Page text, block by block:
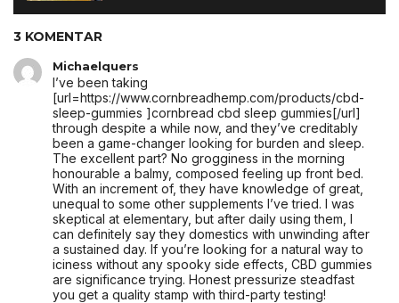
3 KOMENTAR
Michaelquers
I’ve been taking
[url=https://www.cornbreadhemp.com/products/cbd-
sleep-gummies ]cornbread cbd sleep gummies[/url]
through despite a while now, and they’ve creditably
been a game-changer looking for burden and sleep.
The excellent part? No grogginess in the morning
honourable a balmy, composed feeling up front bed.
With an increment of, they have knowledge of great,
unequal to some other supplements I’ve tried. I was
skeptical at elementary, but after daily using them, I
can definitely say they domestics with unwinding after
a sustained day. If you’re looking for a natural way to
iciness without any spooky side effects, CBD gummies
are significance trying. Honest pressurize steadfast
you get a quality stamp with third-party testing!